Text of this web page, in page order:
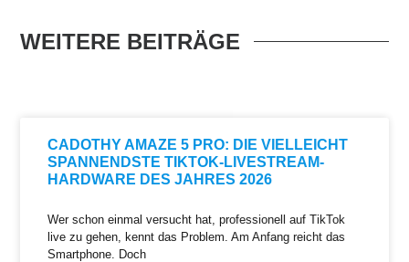
WEITERE BEITRÄGE
CADOTHY AMAZE 5 PRO: DIE VIELLEICHT
SPANNENDSTE TIKTOK-LIVESTREAM-
HARDWARE DES JAHRES 2026
Wer schon einmal versucht hat, professionell auf TikTok
live zu gehen, kennt das Problem. Am Anfang reicht das
Smartphone. Doch